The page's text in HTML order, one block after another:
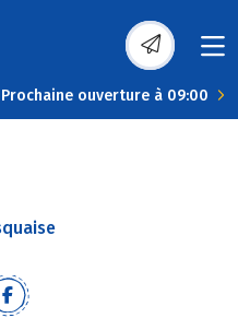
Prochaine ouverture à 09:00